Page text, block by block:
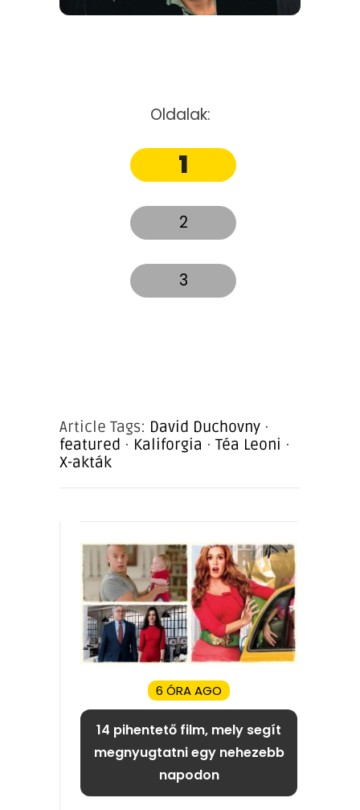
Oldalak:
1
2
3
Article Tags: David Duchovny ·
featured · Kaliforgia · Téa Leoni ·
X-akták
6 ÓRA AGO
14 pihentető film, mely segít
megnyugtatni egy nehezebb
napodon